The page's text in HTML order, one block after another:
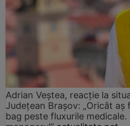
Adrian Veștea, reacție la
Județean Brașov: „Oricât
bag peste fluxurile